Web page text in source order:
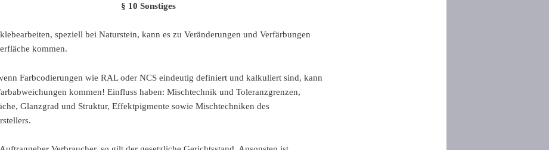
§ 10 Sonstiges
speziell bei Naturstein, kann es zu Veränderungen und Verfärbungen
kommen.
Farbcodierungen wie RAL oder NCS eindeutig definiert und kalkuliert sind, kann
kommen! Einfluss haben: Mischtechnik und Toleranzgrenzen,
Glanzgrad und Struktur, Effektpigmente sowie Mischtechniken des